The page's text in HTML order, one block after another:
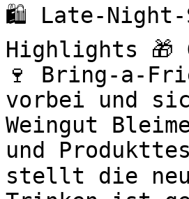
🛍️ Late-Night-
Highlights 🎁
🍷 Bring-a-
vorbei und
Weingut
und
stellt die